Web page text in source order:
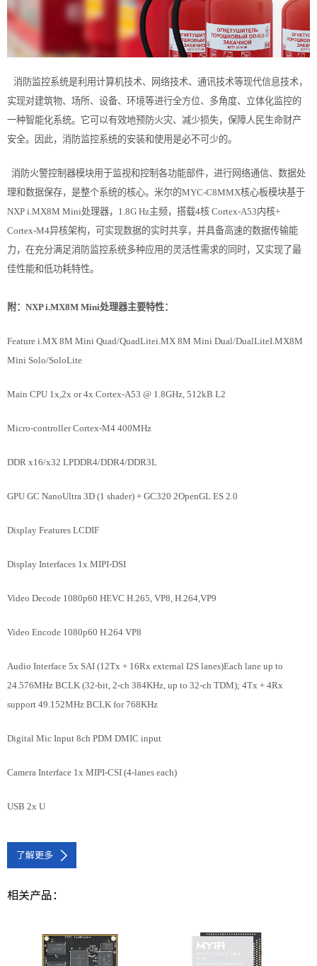
消防监控系统是利用计算机技术、网络技术、通讯技术等现代信息技术，
实现对建筑物、场所、设备、环境等进行全方位、多角度、立体化监控的
一种智能化系统。它可以有效地预防火灾、减少损失，保障人民生命财产
安全。因此，消防监控系统的安装和使用是必不可少的。
消防火警控制器模块用于监视和控制各功能部件，进行网络通信、数据处
理和数据保存，是整个系统的核心。米尔的MYC-C8MMX核心板模块基于
NXP i.MX8M Mini处理器，1.8G Hz主频，搭载4核 Cortex-A53内核+
Cortex-M4异核架构，可实现数据的实时共享，并具备高速的数据传输能
力，在充分满足消防监控系统多种应用的灵活性需求的同时，又实现了最
佳性能和低功耗特性。
附：NXP i.MX8M Mini处理器主要特性：
Feature i.MX 8M Mini Quad/QuadLitei.MX 8M Mini Dual/DualLiteI.MX8M
Mini Solo/SoloLite
Main CPU 1x,2x or 4x Cortex-A53 @ 1.8GHz, 512kB L2
Micro-controller Cortex-M4 400MHz
DDR x16/x32 LPDDR4/DDR4/DDR3L
GPU GC NanoUltra 3D (1 shader) + GC320 2OpenGL ES 2.0
Display Features LCDIF
Display Interfaces 1x MIPI-DSI
Video Decode 1080p60 HEVC H.265, VP8, H.264,VP9
Video Encode 1080p60 H.264 VP8
Audio Interface 5x SAI (12Tx + 16Rx external I2S lanes)Each lane up to
24.576MHz BCLK (32-bit, 2-ch 384KHz, up to 32-ch TDM); 4Tx + 4Rx
support 49.152MHz BCLK for 768KHz
Digital Mic Input 8ch PDM DMIC input
Camera Interface 1x MIPI-CSI (4-lanes each)
USB 2x U
了解更多
相关产品：